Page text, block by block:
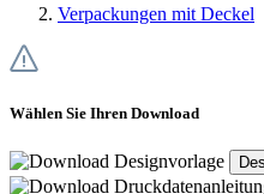
Verpackungen mit Deckel
Wählen Sie Ihren Download